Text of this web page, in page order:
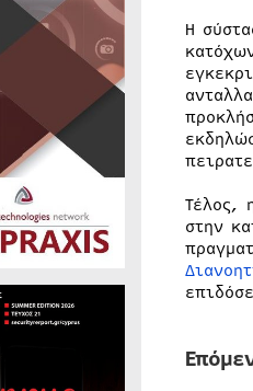
Η
Τέλος,
στην